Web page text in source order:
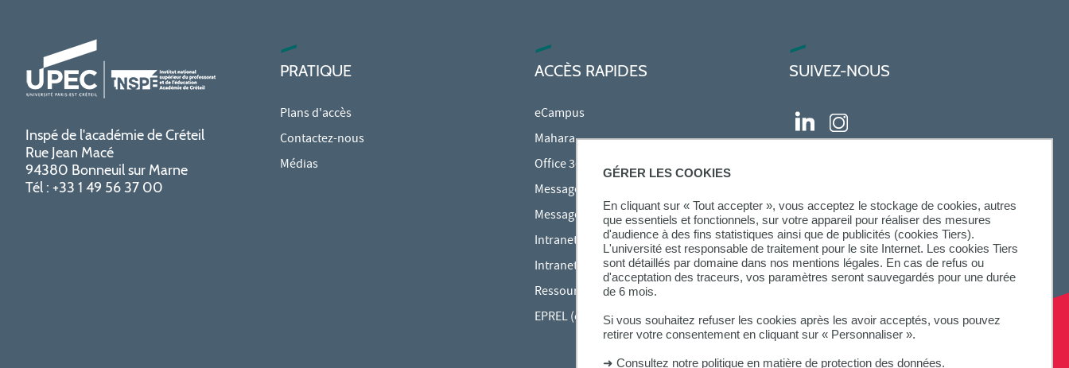
GÉRER LES COOKIES
En cliquant sur « Tout accepter », vous acceptez le stockage de cookies, autres
que essentiels et fonctionnels, sur votre appareil pour réaliser des mesures
d'audience à des fins statistiques ainsi que de publicités (cookies Tiers).
L'université est responsable de traitement pour le site Internet. Les cookies Tiers
sont détaillés par domaine dans nos mentions légales. En cas de refus ou
d'acceptation des traceurs, vos paramètres seront sauvegardés pour une durée
de 6 mois.
Si vous souhaitez refuser les cookies après les avoir acceptés, vous pouvez
retirer votre consentement en cliquant sur « Personnaliser ».
➜ Consultez notre politique en matière de protection des données.
Inspé de l'académie de Créteil
Rue Jean Macé
94380 Bonneuil sur Marne
Tél : +33 1 49 56 37 00
PRATIQUE
Plans d'accès
Contactez-nous
Médias
ACCÈS RAPIDES
eCampus
Mahara
Office 365
Messagerie des étudiants
Messagerie des personnels
Intranet Inspé
Intranet UPEC
Ressources audiovisuelles Inspé
EPREL (cours en ligne)
SUIVEZ-NOUS